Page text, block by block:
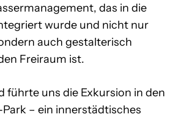
das in die
wurde und nicht nur
auch gestalterisch
Freiraum ist.
führte uns die Exkursion in den
– ein innerstädtisches